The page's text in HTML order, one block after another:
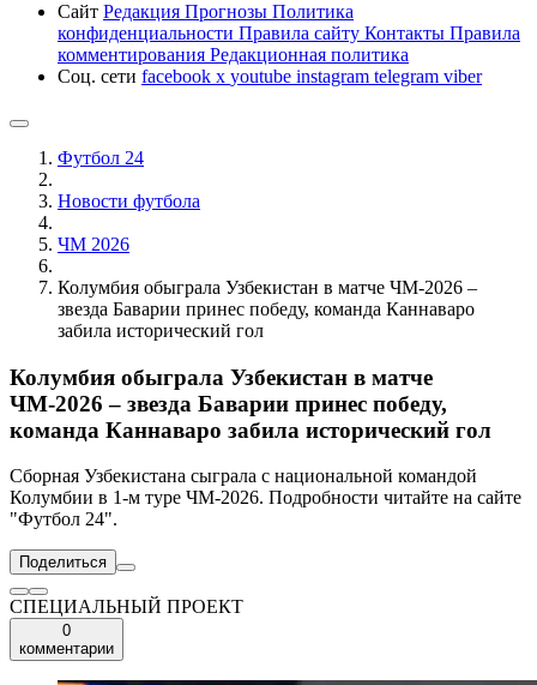
Сайт Редакция Прогнозы Политика
конфиденциальности Правила сайту Контакты Правила
комментирования Редакционная политика
Соц. сети facebook x youtube instagram telegram viber
Футбол 24
Новости футбола
ЧМ 2026
Колумбия обыграла Узбекистан в матче ЧМ-2026 –
звезда Баварии принес победу, команда Каннаваро
забила исторический гол
Колумбия обыграла Узбекистан в матче
ЧМ-2026 – звезда Баварии принес победу,
команда Каннаваро забила исторический гол
Сборная Узбекистана сыграла с национальной командой
Колумбии в 1-м туре ЧМ-2026. Подробности читайте на сайте
"Футбол 24".
Поделиться
СПЕЦИАЛЬНЫЙ ПРОЕКТ
0
комментарии